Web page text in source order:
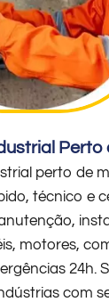
Perto
perto de
técnico e
motores,
24h.
com